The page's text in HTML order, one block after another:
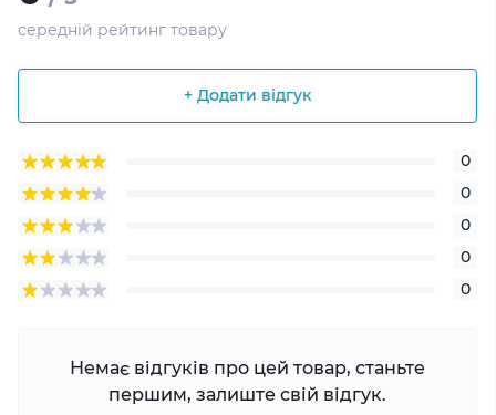
середній рейтинг товару
+ Додати відгук
0
0
0
0
0
Немає відгуків про цей товар, станьте
першим, залиште свій відгук.